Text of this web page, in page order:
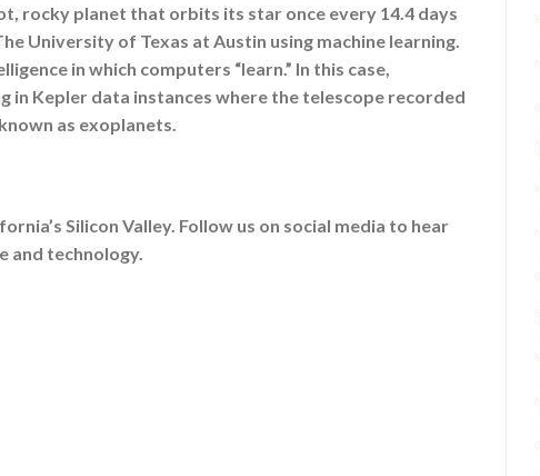
rocky planet that orbits its star once every 14.4 days
University of Texas at Austin using machine learning.
in which computers “learn.” In this case,
Kepler data instances where the telescope recorded
as exoplanets.
Silicon Valley. Follow us on social media to hear
and technology.